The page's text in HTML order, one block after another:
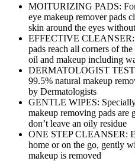
MOITURIZING PADS:
eye makeup remover pads
skin around the eyes
EFFECTIVE CLEANSER:
pads reach all corners of
oil and makeup including
DERMATOLOGIST
99.5% natural makeup
by Dermatologists
GENTLE WIPES:
makeup removing pads are
don’t leave an oily residue
ONE STEP CLEANSER:
home or on the go, gently
makeup is removed